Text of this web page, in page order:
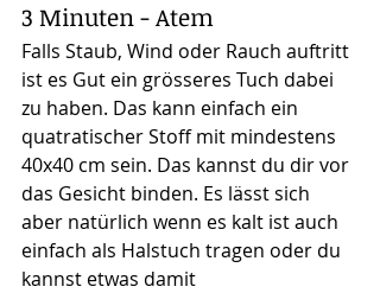
3 Minuten - Atem
Falls Staub, Wind oder Rauch auftritt
ist es Gut ein grösseres Tuch dabei
zu haben. Das kann einfach ein
quatratischer Stoff mit mindestens
40x40 cm sein. Das kannst du dir vor
das Gesicht binden. Es lässt sich
aber natürlich wenn es kalt ist auch
einfach als Halstuch tragen oder du
kannst etwas damit